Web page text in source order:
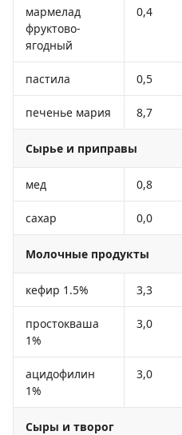
мармелад
фруктово-
ягодный
0,4
пастила 0,5
печенье мария 8,7
Сырье и приправы
мед 0,8
сахар 0,0
Молочные продукты
кефир 1.5% 3,3
простокваша
1%
3,0
ацидофилин
1%
3,0
Сыры и творог